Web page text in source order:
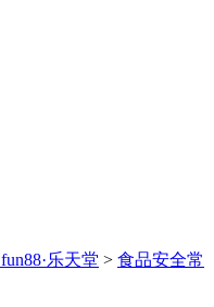
fun88·乐天堂 > 食品安全常